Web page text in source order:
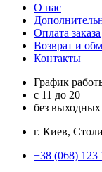
О нас
Оплата заказа
Возврат и
Контакты
График
с 11 до 20
без выходных
г. Киев,
+38 (068) 123